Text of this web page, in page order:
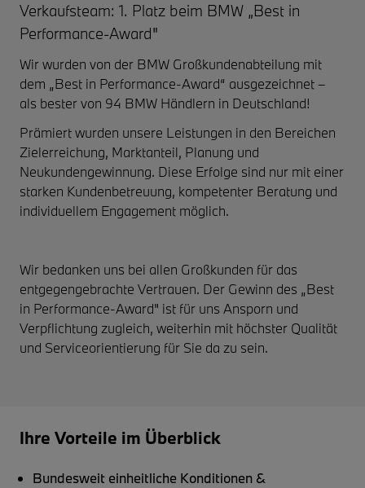
Verkaufsteam: 1. Platz beim BMW „Best in
Performance-Award"
Wir wurden von der BMW Großkundenabteilung mit
dem „Best in Performance-Award“ ausgezeichnet –
als bester von 94 BMW Händlern in Deutschland!
Prämiert wurden unsere Leistungen in den Bereichen
Zielerreichung, Marktanteil, Planung und
Neukundengewinnung. Diese Erfolge sind nur mit einer
starken Kundenbetreuung, kompetenter Beratung und
individuellem Engagement möglich.
Wir bedanken uns bei allen Großkunden für das
entgegengebrachte Vertrauen. Der Gewinn des „Best
in Performance-Award" ist für uns Ansporn und
Verpflichtung zugleich, weiterhin mit höchster Qualität
und Serviceorientierung für Sie da zu sein.
Ihre Vorteile im Überblick
Bundesweit einheitliche Konditionen &